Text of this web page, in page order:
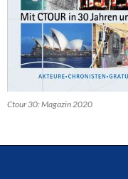
Ctour 30: Magazin 2020